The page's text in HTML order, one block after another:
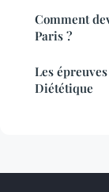
Comment
Paris ?
Les
Diététique